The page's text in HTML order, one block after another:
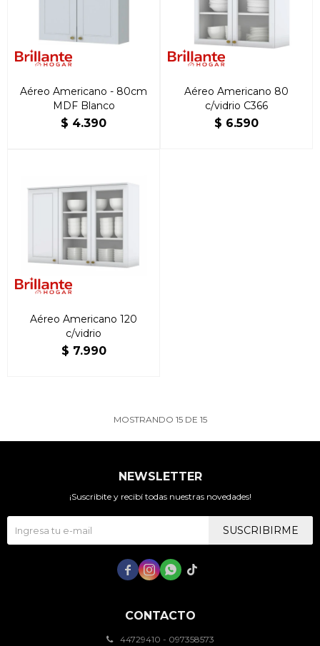
Aéreo Americano - 80cm
MDF Blanco
$ 4.390
Aéreo Americano 80
c/vidrio C366
$ 6.590
Aéreo Americano 120
c/vidrio
$ 7.990
MOSTRANDO 15DE 15
CONTACTO
44729410 - 097358573
NEWSLETTER
¡Suscribite y recibí todas nuestras novedades!
SUSCRIBIRME
   